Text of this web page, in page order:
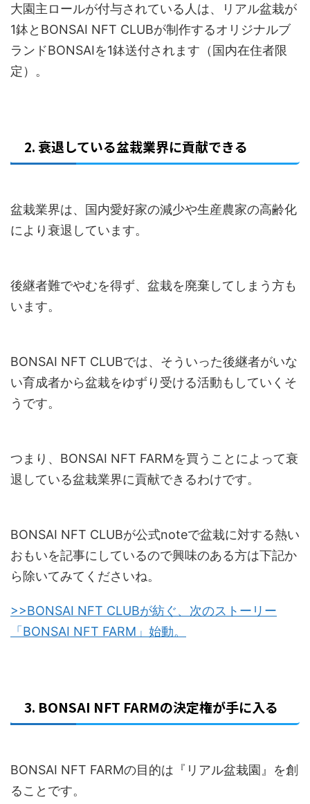
大園主ロールが付与されている人は、リアル盆栽が
1鉢とBONSAI NFT CLUBが制作するオリジナルブ
ランドBONSAIを1鉢送付されます（国内在住者限
定）。
2. 衰退している盆栽業界に貢献できる
盆栽業界は、国内愛好家の減少や生産農家の高齢化
により衰退しています。
後継者難でやむを得ず、盆栽を廃棄してしまう方も
います。
BONSAI NFT CLUBでは、そういった後継者がいな
い育成者から盆栽をゆずり受ける活動もしていくそ
うです。
つまり、BONSAI NFT FARMを買うことによって衰
退している盆栽業界に貢献できるわけです。
BONSAI NFT CLUBが公式noteで盆栽に対する熱い
おもいを記事にしているので興味のある方は下記か
ら除いてみてくださいね。
>>BONSAI NFT CLUBが紡ぐ、次のストーリー
「BONSAI NFT FARM」始動。
3. BONSAI NFT FARMの決定権が手に入る
BONSAI NFT FARMの目的は『リアル盆栽園』を創
ることです。